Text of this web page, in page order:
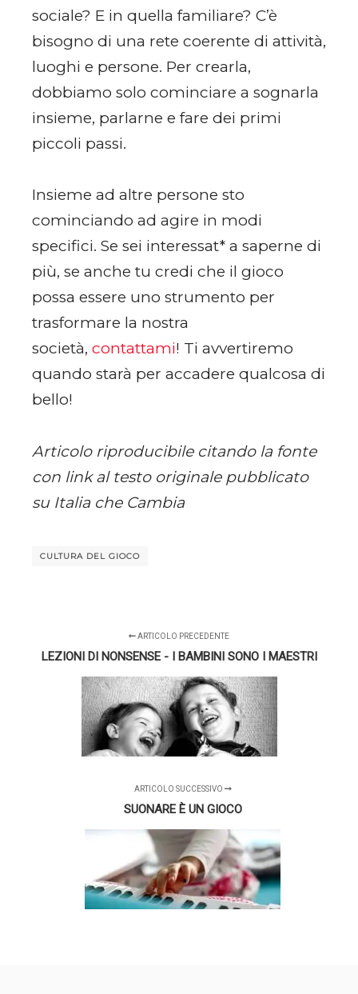
sociale? E in quella familiare? C’è
bisogno di una rete coerente di attività,
luoghi e persone. Per crearla,
dobbiamo solo cominciare a sognarla
insieme, parlarne e fare dei primi
piccoli passi.
Insieme ad altre persone sto
cominciando ad agire in modi
specifici. Se sei interessat* a saperne di
più, se anche tu credi che il gioco
possa essere uno strumento per
trasformare la nostra
società, contattami! Ti avvertiremo
quando starà per accadere qualcosa di
bello!
Articolo riproducibile citando la fonte
con link al testo originale pubblicato
su Italia che Cambia
CULTURA DEL GIOCO
ARTICOLO PRECEDENTE
LEZIONI DI NONSENSE - I BAMBINI SONO I MAESTRI
ARTICOLO SUCCESSIVO
SUONARE È UN GIOCO